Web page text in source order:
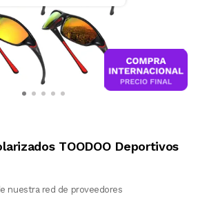
TOODOO Deportivos
nuestra red de proveedores